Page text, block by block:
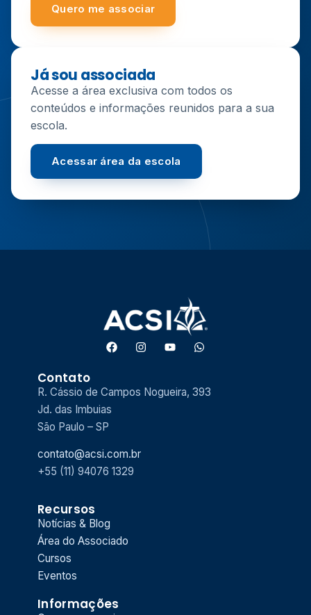
Quero me associar
Já sou associada
Acesse a área exclusiva com todos os
conteúdos e informações reunidos para a sua
escola.
Acessar área da escola
Contato
R. Cássio de Campos Nogueira, 393
Jd. das Imbuias
São Paulo – SP
contato@acsi.com.br
+55 (11) 94076 1329
Recursos
Notícias & Blog
Área do Associado
Cursos
Eventos
Informações